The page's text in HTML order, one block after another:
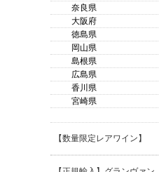
奈良県
大阪府
徳島県
岡山県
島根県
広島県
香川県
宮崎県
【数量限定レアワイン】